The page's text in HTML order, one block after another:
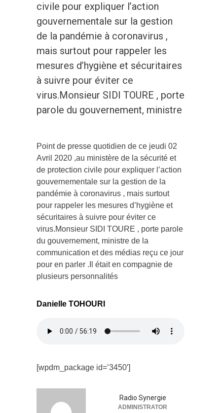
civile pour expliquer l’action
gouvernementale sur la gestion
de la pandémie à coronavirus ,
mais surtout pour rappeler les
mesures d’hygiène et sécuritaires
à suivre pour éviter ce
virus.Monsieur SIDI TOURE , porte
parole du gouvernement, ministre
Point de presse quotidien de ce jeudi 02
Avril 2020 ,au ministère de la sécurité et
de protection civile pour expliquer l’action
gouvernementale sur la gestion de la
pandémie à coronavirus , mais surtout
pour rappeler les mesures d’hygiène et
sécuritaires à suivre pour éviter ce
virus.Monsieur SIDI TOURE , porte parole
du gouvernement, ministre de la
communication et des médias reçu ce jour
pour en parler .Il était en compagnie de
plusieurs personnalités
Danielle TOHOURI
[wpdm_package id=’3450′]
Radio Synergie
ADMINISTRATOR